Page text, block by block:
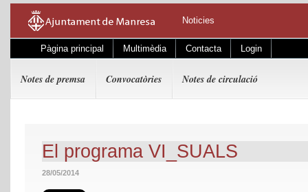
Noticies
Pàgina principal Multimèdia Contacta Login
Notes de premsa Convocatòries Notes de circulació
El programa VI_SUALS
28/05/2014